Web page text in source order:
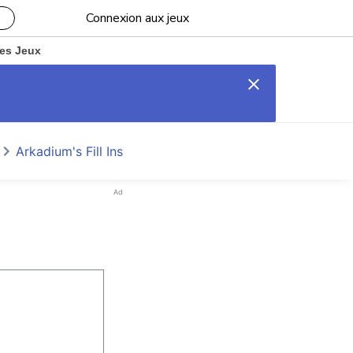
Connexion aux jeux
Jeux
Arkadium's Fill Ins
Ad